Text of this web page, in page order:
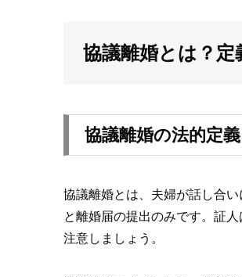
協議離婚とは？
協議離婚の法的定
協議離婚とは、夫婦が話し合
と離婚届の提出のみです。証
注意しましょう。